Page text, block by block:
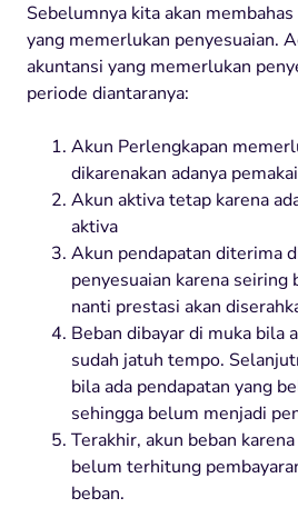
Sebelumnya kita akan
yang memerlukan penyesuaian.
akuntansi yang memerlukan
periode diantaranya:
Akun Perlengkapan
dikarenakan adanya
Akun aktiva tetap karena
aktiva
Akun pendapatan diterima
penyesuaian karena seiring
nanti prestasi akan
Beban dibayar di muka bila
sudah jatuh tempo.
bila ada pendapatan yang
sehingga belum menjadi
Terakhir, akun beban
belum terhitung
beban.